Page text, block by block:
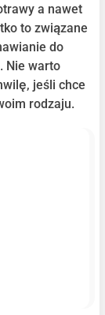
a nawet
to związane
do
Nie warto
jeśli chce
rodzaju.